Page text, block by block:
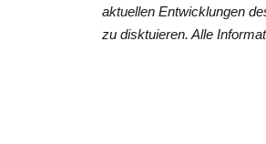
aktuellen Entwicklungen
zu disktuieren. Alle